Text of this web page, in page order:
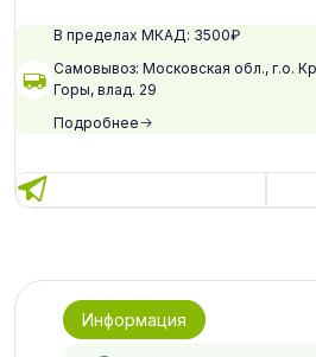
В пределах МКАД: 3500₽
Самовывоз: Московская обл., г.о.
Горы, влад. 29
Подробнее
Информация